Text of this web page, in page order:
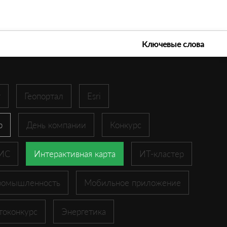
Ключевые слова
Геопортал Esri
День компании Конкурс
Интерактивная карта ИТ-кластер
Мобильное приложение
Энергетика